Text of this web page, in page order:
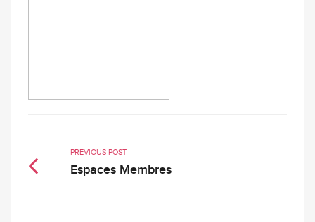
PREVIOUS POST
Espaces Membres